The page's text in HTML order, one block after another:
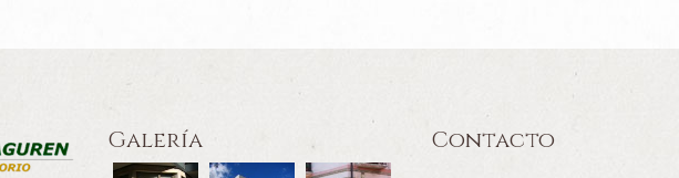
Galería Contacto